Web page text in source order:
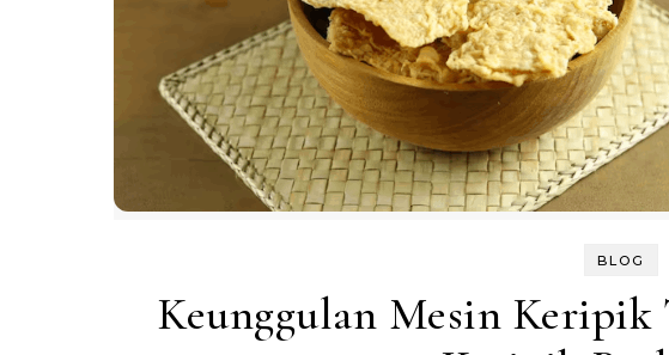
BLOG
Keunggulan Mesin